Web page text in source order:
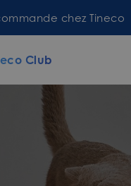
chez Tineco
Club